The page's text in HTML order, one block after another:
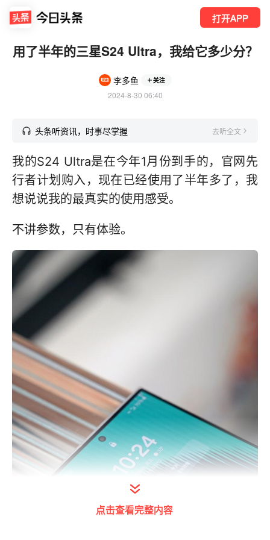
打开APP
用了半年的三星S24 Ultra，我给它多少分？
李多鱼 关注
2024-8-30 06:40
头条听资讯，时事尽掌握 去听全文
我的S24 Ultra是在今年1月份到手的，官网先
行者计划购入，现在已经使用了半年多了，我
想说说我的最真实的使用感受。
不讲参数，只有体验。
点击查看完整内容